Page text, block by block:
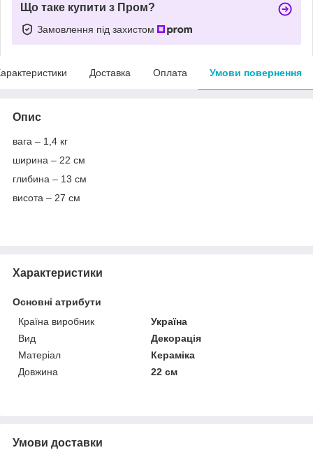
Що таке купити з Пром?
Замовлення під захистом
Доставка Оплата Умови повернення
Опис
вага – 1,4 кг
ширина – 22 см
глибина – 13 см
висота – 27 см
Характеристики
Основні атрибути
Країна виробник
Україна
Вид
Декорація
Матеріал
Кераміка
Довжина
22 см
Умови доставки